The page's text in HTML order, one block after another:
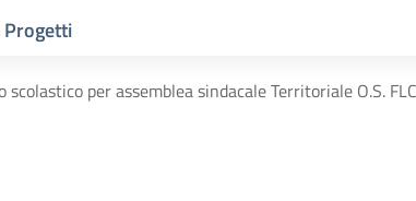
Progetti
per assemblea sindacale Territoriale O.S.